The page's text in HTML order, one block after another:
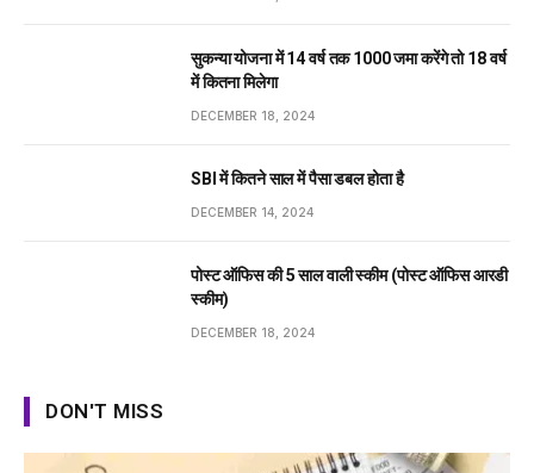
सुकन्या योजना में 14 वर्ष तक ₹1000 जमा करेंगे तो 18 वर्ष
में कितना मिलेगा
DECEMBER 18, 2024
SBI में कितने साल में पैसा डबल होता है
DECEMBER 14, 2024
पोस्ट ऑफिस की 5 साल वाली स्कीम (पोस्ट ऑफिस आरडी
स्कीम)
DECEMBER 18, 2024
DON'T MISS